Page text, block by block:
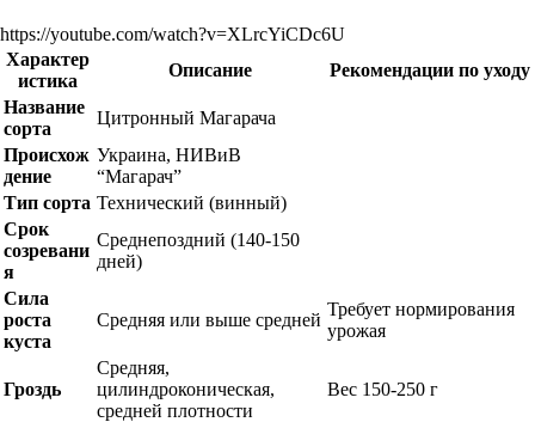
https://youtube.com/watch?v=XLrcYiCDc6U
Характер
истика
Описание
Рекомендации по уходу
Название
сорта
Цитронный Магарача
Происхож
дение
Украина, НИВиВ
“Магарач”
Тип сорта Технический (винный)
Срок
созревани
я
Среднепоздний (140-150
дней)
Сила
роста
куста
Средняя или выше средней
Требует нормирования
урожая
Гроздь
Средняя,
цилиндроконическая,
средней плотности
Вес 150-250 г